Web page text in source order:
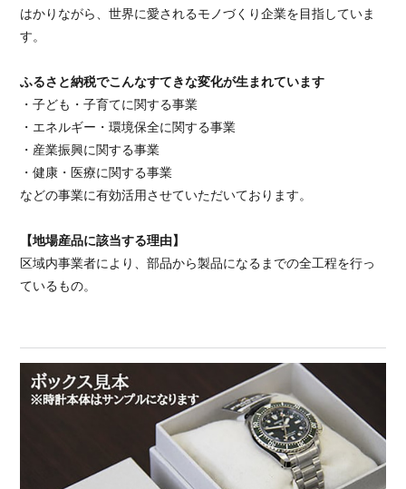
はかりながら、世界に愛されるモノづくり企業を目指していま
す。
ふるさと納税でこんなすてきな変化が生まれています
・子ども・子育てに関する事業
・エネルギー・環境保全に関する事業
・産業振興に関する事業
・健康・医療に関する事業
などの事業に有効活用させていただいております。
【地場産品に該当する理由】
区域内事業者により、部品から製品になるまでの全工程を行っ
ているもの。